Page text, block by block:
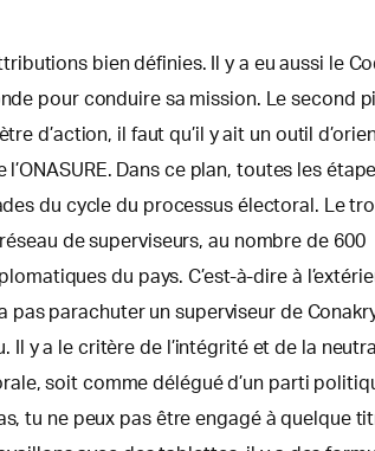
bien définies. Il y a eu aussi le
pour conduire sa mission. Le second
d’action, il faut qu’il y ait un outil
Dans ce plan, toutes les
du cycle du processus électoral. Le
de superviseurs, au nombre de 600
du pays. C’est-à-dire à
pas parachuter un superviseur de
Il y a le critère de l’intégrité et de la
soit comme délégué d’un parti
tu ne peux pas être engagé à quelque